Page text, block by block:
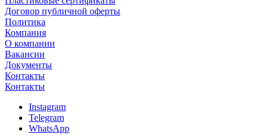
Договор публичной оферты
Политика
Компания
О компании
Вакансии
Документы
Контакты
Контакты
Instagram
Telegram
WhatsApp